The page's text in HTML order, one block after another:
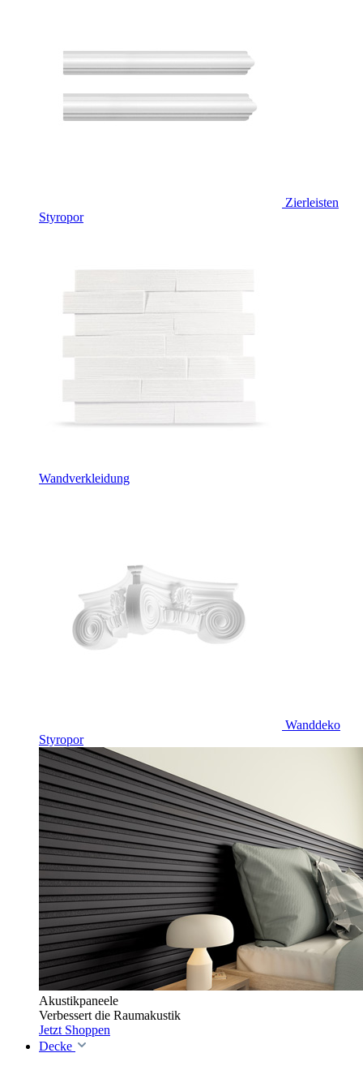
Zierleisten
Styropor
Wandverkleidung
Wanddeko
Styropor
Akustikpaneele
Verbessert die Raumakustik
Jetzt Shoppen
Decke